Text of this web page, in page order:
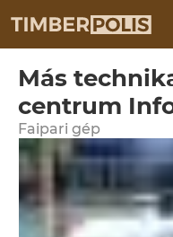
Más
centrum
Faipari gép